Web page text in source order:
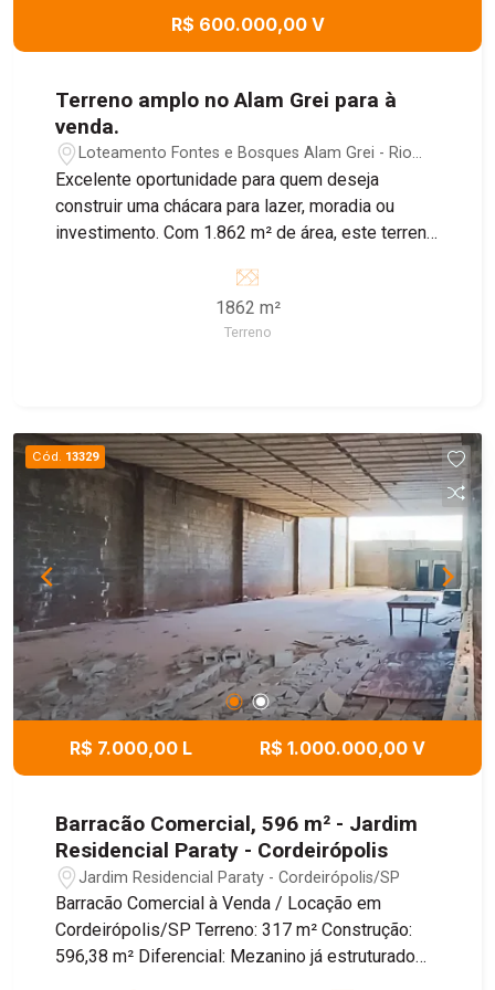
R$ 600.000,00 V
Terreno amplo no Alam Grei para à
venda.
Loteamento Fontes e Bosques Alam Grei - Rio
Claro/SP
Excelente oportunidade para quem deseja
construir uma chácara para lazer, moradia ou
investimento. Com 1.862 m² de área, este terreno
projeto personalizado, com piscina, área gourmet,
pomar, jardim e muito contato com a natureza.
Localizado no Fontes do Alangrê, reúne
momentos de descanso com a família. * Área
total de 1.862 m². * Excelente topografia para
construção. * Ideal para chácara de lazer ou
residência. * Região em constante valorização. *
Ambiente tranquilo e cercado pela natureza. Entre
em contato para mais informações e agende uma
visita para conhecer este excelente terreno.
1862 m²
Terreno
Cód. 13329
R$ 7.000,00 L R$ 1.000.000,00 V
Barracão Comercial, 596 m² - Jardim
Residencial Paraty - Cordeirópolis
Jardim Residencial Paraty - Cordeirópolis/SP
Barracão Comercial à Venda / Locação em
Cordeirópolis/SP Terreno: 317 m² Construção:
596,38 m² Diferencial: Mezanino já estruturado